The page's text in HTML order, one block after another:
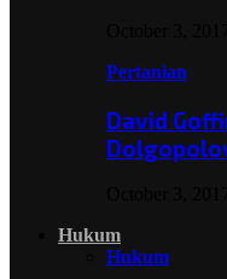
Pertanian
David
Hukum
Hukum